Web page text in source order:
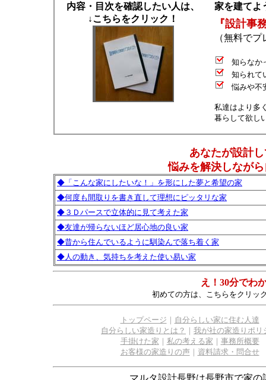
内容・目次を確認したい人は、
↓こちらをクリック！
家を建てよ
『設計事
（無料で
知らなか
知られて
悩みや不
私達はより多
暮らして欲し
あなたが設計
悩みを解決しなが
◆「こんな家にしたいな！」を形にした夢と希望の家
◆何度も間取りを書き直して理想にピッタリな家
◆３Ｄパースで立体的に見て考えた家
◆友達が帰らないほど居心地の良い家
◆昔から住んでいるように馴染んで落ち着く家
◆人の動き、気持ちを考えた使い易い家
え！30分でわ
初めての方は、こちらをクリッ
トップページ
自分らしい家に住む人達
自分らしい家造りとは？
我が社の家造りポリ
手掛けた家
私の考える家
事務所概要
お客様の家造りの声｜ 資料請求・問合せ
マルタ設計長野は長野市で家